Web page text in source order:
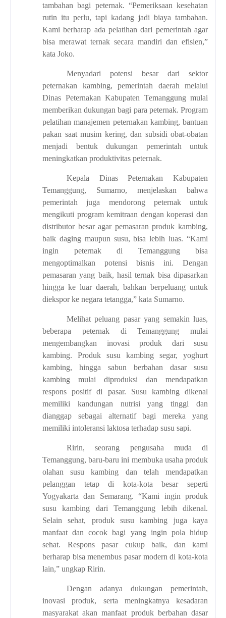
tambahan bagi peternak. “Pemeriksaan kesehatan
rutin itu perlu, tapi kadang jadi biaya tambahan.
Kami berharap ada pelatihan dari pemerintah agar
bisa merawat ternak secara mandiri dan efisien,”
kata Joko.
Menyadari potensi besar dari sektor
peternakan kambing, pemerintah daerah melalui
Dinas Peternakan Kabupaten Temanggung mulai
memberikan dukungan bagi para peternak. Program
pelatihan manajemen peternakan kambing, bantuan
pakan saat musim kering, dan subsidi obat-obatan
menjadi bentuk dukungan pemerintah untuk
meningkatkan produktivitas peternak.
Kepala Dinas Peternakan Kabupaten
Temanggung, Sumarno, menjelaskan bahwa
pemerintah juga mendorong peternak untuk
mengikuti program kemitraan dengan koperasi dan
distributor besar agar pemasaran produk kambing,
baik daging maupun susu, bisa lebih luas. “Kami
ingin peternak di Temanggung bisa
mengoptimalkan potensi bisnis ini. Dengan
pemasaran yang baik, hasil ternak bisa dipasarkan
hingga ke luar daerah, bahkan berpeluang untuk
diekspor ke negara tetangga,” kata Sumarno.
Melihat peluang pasar yang semakin luas,
beberapa peternak di Temanggung mulai
mengembangkan inovasi produk dari susu
kambing. Produk susu kambing segar, yoghurt
kambing, hingga sabun berbahan dasar susu
kambing mulai diproduksi dan mendapatkan
respons positif di pasar. Susu kambing dikenal
memiliki kandungan nutrisi yang tinggi dan
dianggap sebagai alternatif bagi mereka yang
memiliki intoleransi laktosa terhadap susu sapi.
Ririn, seorang pengusaha muda di
Temanggung, baru-baru ini membuka usaha produk
olahan susu kambing dan telah mendapatkan
pelanggan tetap di kota-kota besar seperti
Yogyakarta dan Semarang. “Kami ingin produk
susu kambing dari Temanggung lebih dikenal.
Selain sehat, produk susu kambing juga kaya
manfaat dan cocok bagi yang ingin pola hidup
sehat. Respons pasar cukup baik, dan kami
berharap bisa menembus pasar modern di kota-kota
lain,” ungkap Ririn.
Dengan adanya dukungan pemerintah,
inovasi produk, serta meningkatnya kesadaran
masyarakat akan manfaat produk berbahan dasar